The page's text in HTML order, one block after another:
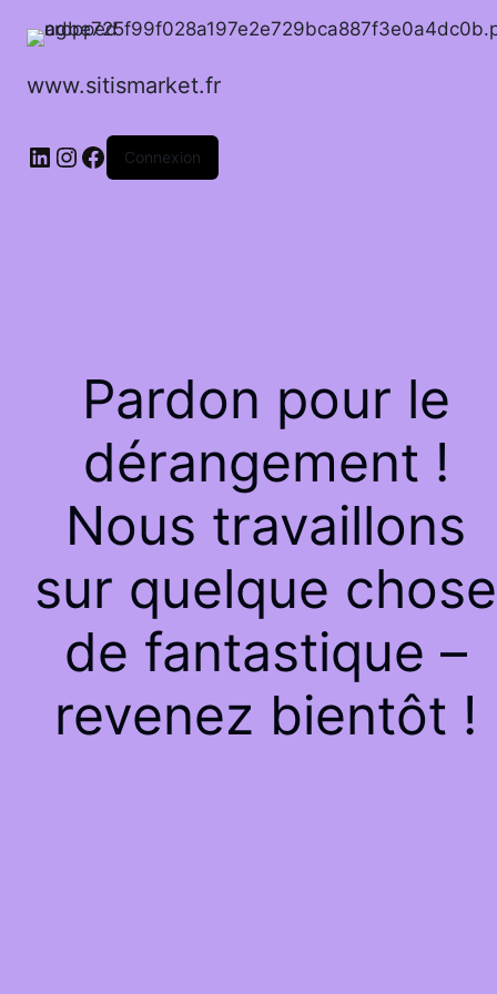
www.sitismarket.fr
LinkedIn
Instagram
Facebook
Connexion
Pardon pour le
dérangement !
Nous travaillons
sur quelque chose
de fantastique –
revenez bientôt !